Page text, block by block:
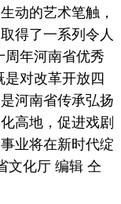
动的艺术笔触，
得了一系列令人
周年河南省优秀
是对改革开放四
河南省传承弘扬
高地，促进戏剧
业将在新时代绽
文化厅 编辑 仝